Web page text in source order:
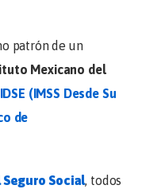
patrón de un
Mexicano del
IDSE (IMSS Desde Su
de
Seguro Social, todos